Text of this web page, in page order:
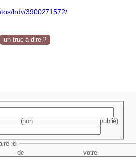
hdv/3900271572/
un truc à dire ?
(non publié)
ici
de votre